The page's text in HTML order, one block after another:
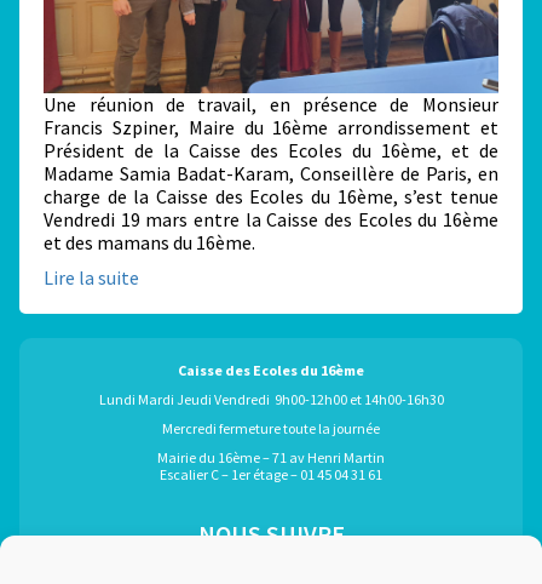
Une réunion de travail, en présence de Monsieur
Francis Szpiner, Maire du 16ème arrondissement et
Président de la Caisse des Ecoles du 16ème, et de
Madame Samia Badat-Karam, Conseillère de Paris, en
charge de la Caisse des Ecoles du 16ème, s’est tenue
Vendredi 19 mars entre la Caisse des Ecoles du 16ème
et des mamans du 16ème.
Lire la suite
Caisse des Ecoles du 16ème
Lundi Mardi Jeudi Vendredi 9h00-12h00 et 14h00-16h30
Mercredi fermeture toute la journée
Mairie du 16ème – 71 av Henri Martin
Escalier C – 1er étage – 01 45 04 31 61
NOUS SUIVRE